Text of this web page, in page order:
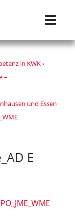
in KWK›
–
und Essen
E